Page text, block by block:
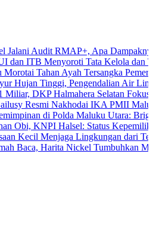
RMAP+, Apa Dampaknya untuk
Menyoroti Tata Kelola dan
Tahan Ayah Tersangka Pemerkosaan
Tinggi, Pengendalian Air Limpasan
Halmahera Selatan Fokuskan
Nakhodai IKA PMII Malut,
di Polda Maluku Utara: Brigjen Pol.
KNPI Halsel: Status Kepemilikan Arifin
Menjaga Lingkungan dari Ternate
Harita Nickel Tumbuhkan Minat